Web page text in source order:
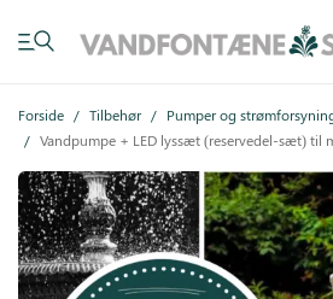
Forside / Tilbehør / Pumper og
/ Vandpumpe + LED lyssæt (reservedel-sæt) til
Have vandfontæner
Indendørs vandfontæner